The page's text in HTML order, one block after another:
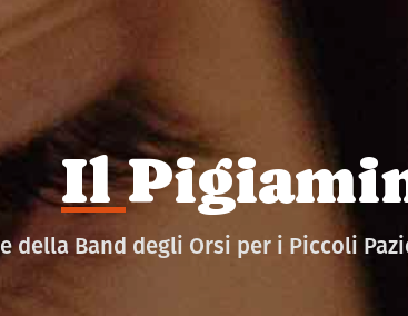
Il
della Band degli Orsi per i Piccoli